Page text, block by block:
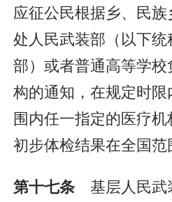
应征公民根据乡、民
处人民武装部（以下
部）或者普通高等学
构的通知，在规定时
围内任一指定的医疗机
初步体检结果在全国范
第十七条 基层人民武